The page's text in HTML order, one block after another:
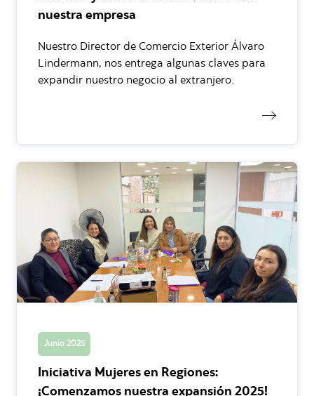
nuestra empresa
Nuestro Director de Comercio Exterior Álvaro
Lindermann, nos entrega algunas claves para
expandir nuestro negocio al extranjero.
Junio 2025
Iniciativa Mujeres en Regiones:
¡Comenzamos nuestra expansión 2025!